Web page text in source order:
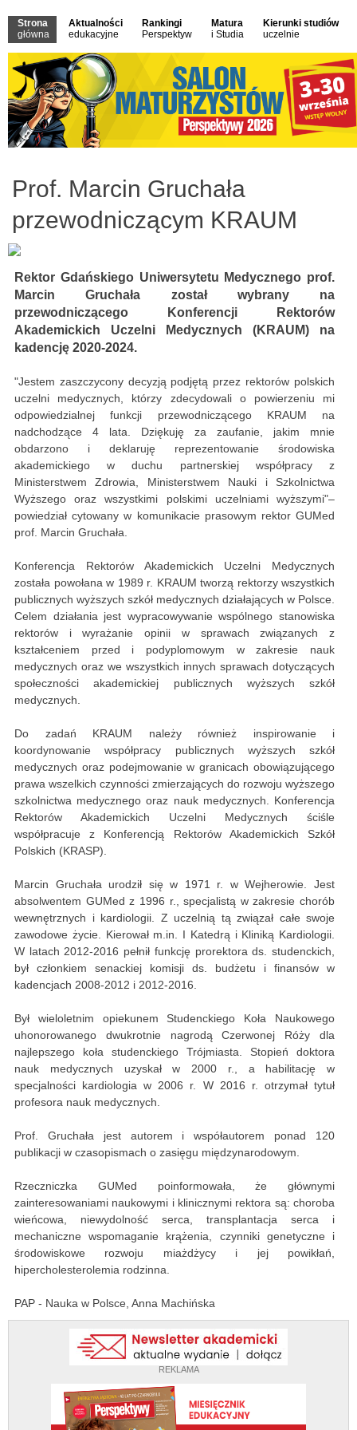
Strona
główna
Aktualności
edukacyjne
Rankingi
Perspektyw
Matura
i Studia
Kierunki studiów
uczelnie
REKLAMA
Prof. Marcin Gruchała
przewodniczącym KRAUM
Rektor Gdańskiego Uniwersytetu Medycznego prof.
Marcin Gruchała został wybrany na
przewodniczącego Konferencji Rektorów
Akademickich Uczelni Medycznych (KRAUM) na
kadencję 2020-2024.
"Jestem zaszczycony decyzją podjętą przez rektorów polskich
uczelni medycznych, którzy zdecydowali o powierzeniu mi
odpowiedzialnej funkcji przewodniczącego KRAUM na
nadchodzące 4 lata. Dziękuję za zaufanie, jakim mnie
obdarzono i deklaruję reprezentowanie środowiska
akademickiego w duchu partnerskiej współpracy z
Ministerstwem Zdrowia, Ministerstwem Nauki i Szkolnictwa
Wyższego oraz wszystkimi polskimi uczelniami wyższymi"–
powiedział cytowany w komunikacie prasowym rektor GUMed
prof. Marcin Gruchała.
Konferencja Rektorów Akademickich Uczelni Medycznych
została powołana w 1989 r. KRAUM tworzą rektorzy wszystkich
publicznych wyższych szkół medycznych działających w Polsce.
Celem działania jest wypracowywanie wspólnego stanowiska
rektorów i wyrażanie opinii w sprawach związanych z
kształceniem przed i podyplomowym w zakresie nauk
medycznych oraz we wszystkich innych sprawach dotyczących
społeczności akademickiej publicznych wyższych szkół
medycznych.
Do zadań KRAUM należy również inspirowanie i
koordynowanie współpracy publicznych wyższych szkół
medycznych oraz podejmowanie w granicach obowiązującego
prawa wszelkich czynności zmierzających do rozwoju wyższego
szkolnictwa medycznego oraz nauk medycznych. Konferencja
Rektorów Akademickich Uczelni Medycznych ściśle
współpracuje z Konferencją Rektorów Akademickich Szkół
Polskich (KRASP).
Marcin Gruchała urodził się w 1971 r. w Wejherowie. Jest
absolwentem GUMed z 1996 r., specjalistą w zakresie chorób
wewnętrznych i kardiologii. Z uczelnią tą związał całe swoje
zawodowe życie. Kierował m.in. I Katedrą i Kliniką Kardiologii.
W latach 2012-2016 pełnił funkcję prorektora ds. studenckich,
był członkiem senackiej komisji ds. budżetu i finansów w
kadencjach 2008-2012 i 2012-2016.
Był wieloletnim opiekunem Studenckiego Koła Naukowego
uhonorowanego dwukrotnie nagrodą Czerwonej Róży dla
najlepszego koła studenckiego Trójmiasta. Stopień doktora
nauk medycznych uzyskał w 2000 r., a habilitację w
specjalności kardiologia w 2006 r. W 2016 r. otrzymał tytuł
profesora nauk medycznych.
Prof. Gruchała jest autorem i współautorem ponad 120
publikacji w czasopismach o zasięgu międzynarodowym.
Rzeczniczka GUMed poinformowała, że głównymi
zainteresowaniami naukowymi i klinicznymi rektora są: choroba
wieńcowa, niewydolność serca, transplantacja serca i
mechaniczne wspomaganie krążenia, czynniki genetyczne i
środowiskowe rozwoju miażdżycy i jej powikłań,
hipercholesterolemia rodzinna.
PAP - Nauka w Polsce, Anna Machińska